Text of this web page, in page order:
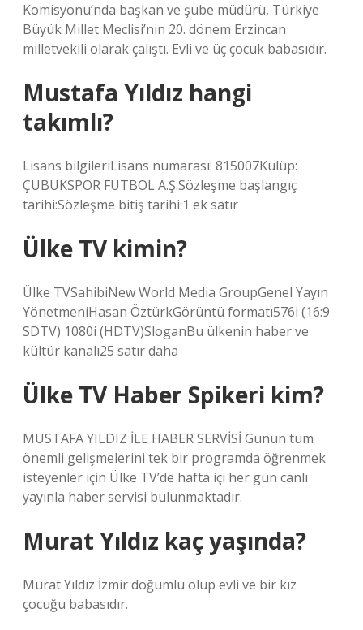
Komisyonu’nda başkan ve şube müdürü, Türkiye
Büyük Millet Meclisi’nin 20. dönem Erzincan
milletvekili olarak çalıştı. Evli ve üç çocuk babasıdır.
Mustafa Yıldız hangi
takımlı?
Lisans bilgileriLisans numarası: 815007Kulüp:
ÇUBUKSPOR FUTBOL A.Ş.Sözleşme başlangıç ​​
tarihi:Sözleşme bitiş tarihi:1 ek satır
Ülke TV kimin?
Ülke TVSahibiNew World Media GroupGenel Yayın
YönetmeniHasan ÖztürkGörüntü formatı576i (16:9
SDTV) 1080i (HDTV)SloganBu ülkenin haber ve
kültür kanalı25 satır daha
Ülke TV Haber Spikeri kim?
MUSTAFA YILDIZ İLE HABER SERVİSİ Günün tüm
önemli gelişmelerini tek bir programda öğrenmek
isteyenler için Ülke TV’de hafta içi her gün canlı
yayınla haber servisi bulunmaktadır.
Murat Yıldız kaç yaşında?
Murat Yıldız İzmir doğumlu olup evli ve bir kız
çocuğu babasıdır.